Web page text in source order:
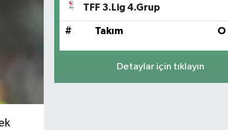
TFF 3.Lig 4.Grup
# Takım O
Detaylar için tıklayın